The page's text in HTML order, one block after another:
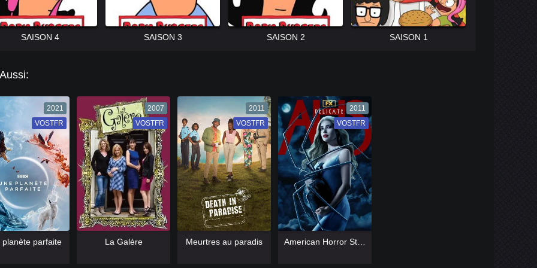
SAISON 4 SAISON 3 SAISON 2 SAISON 1
2021
VF
VOSTFR
[/catlist]
planète parfaite
2007
VF
[catlist=12]
VOSTFR
[/catlist]
La Galère
2011
VF
[catlist=12]
VOSTFR
[/catlist]
Meurtres au paradis
2011
VF
[catlist=12]
VOSTFR
[/catlist]